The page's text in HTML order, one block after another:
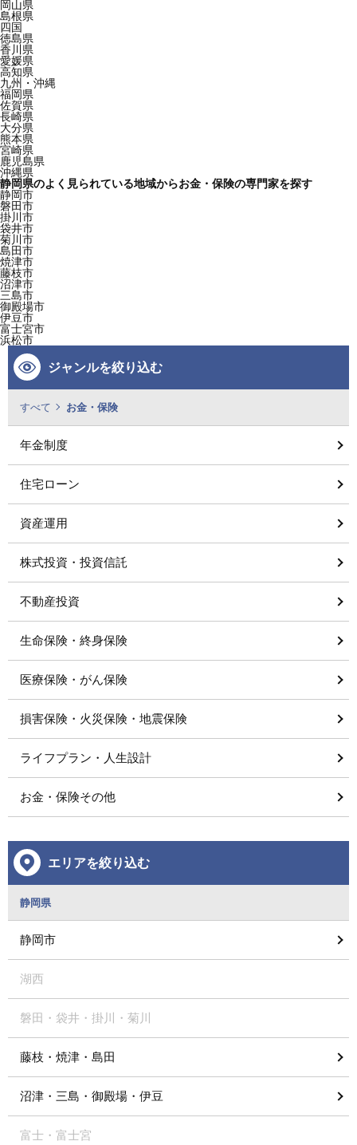
岡山県
島根県
四国
徳島県
香川県
愛媛県
高知県
九州・沖縄
福岡県
佐賀県
長崎県
大分県
熊本県
宮崎県
鹿児島県
沖縄県
静岡県のよく見られている地域からお金・保険の専門家を探す
静岡市
磐田市
掛川市
袋井市
菊川市
島田市
焼津市
藤枝市
沼津市
三島市
御殿場市
伊豆市
富士宮市
浜松市
ジャンルを絞り込む
すべて お金・保険
年金制度
住宅ローン
資産運用
株式投資・投資信託
不動産投資
生命保険・終身保険
医療保険・がん保険
損害保険・火災保険・地震保険
ライフプラン・人生設計
お金・保険その他
エリアを絞り込む
静岡県
静岡市
湖西
磐田・袋井・掛川・菊川
藤枝・焼津・島田
沼津・三島・御殿場・伊豆
富士・富士宮